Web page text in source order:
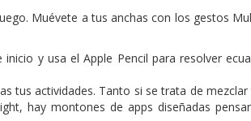
Muévete a tus anchas con los gestos
y usa el Apple Pencil para resolver
tus actividades. Tanto si se trata de
hay montones de apps diseñadas